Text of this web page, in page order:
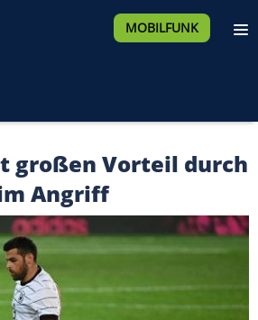
MOBILFUNK
großen Vorteil durch
Angriff